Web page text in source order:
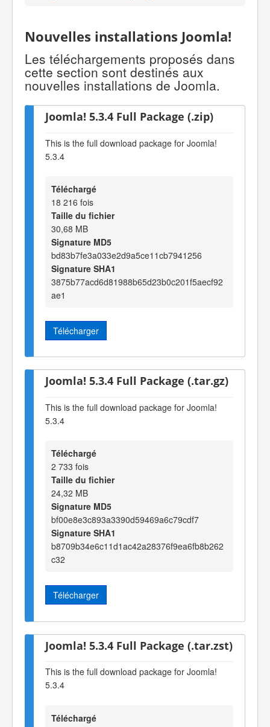
Nouvelles installations Joomla!
Les téléchargements proposés dans
cette section sont destinés aux
nouvelles installations de Joomla.
Joomla! 5.3.4 Full Package (.zip)
This is the full download package for Joomla!
5.3.4
Téléchargé
18 216 fois
Taille du fichier
30,68 MB
Signature MD5
bd83b7fe3a033e2d9a5ce11cb7941256
Signature SHA1
3875b77acd6d81988b65d23b0c201f5aecf92
ae1
Télécharger
Joomla! 5.3.4 Full Package (.tar.gz)
This is the full download package for Joomla!
5.3.4
Téléchargé
2 733 fois
Taille du fichier
24,32 MB
Signature MD5
bf00e8e3c893a3390d59469a6c79cdf7
Signature SHA1
b8709b34e6c11d1ac42a28376f9ea6fb8b262
c32
Télécharger
Joomla! 5.3.4 Full Package (.tar.zst)
This is the full download package for Joomla!
5.3.4
Téléchargé